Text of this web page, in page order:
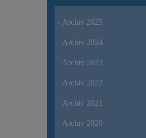
Archiv 2025
Archiv 2024
Archiv 2023
Archiv 2022
Archiv 2021
Archiv 2020